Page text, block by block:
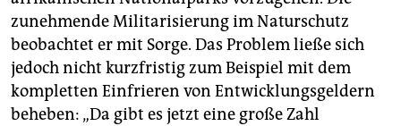
zunehmende Militarisierung im Naturschutz
beobachtet er mit Sorge. Das Problem ließe sich
jedoch nicht kurzfristig zum Beispiel mit dem
kompletten Einfrieren von Entwicklungsgeldern
beheben: „Da gibt es jetzt eine große Zahl